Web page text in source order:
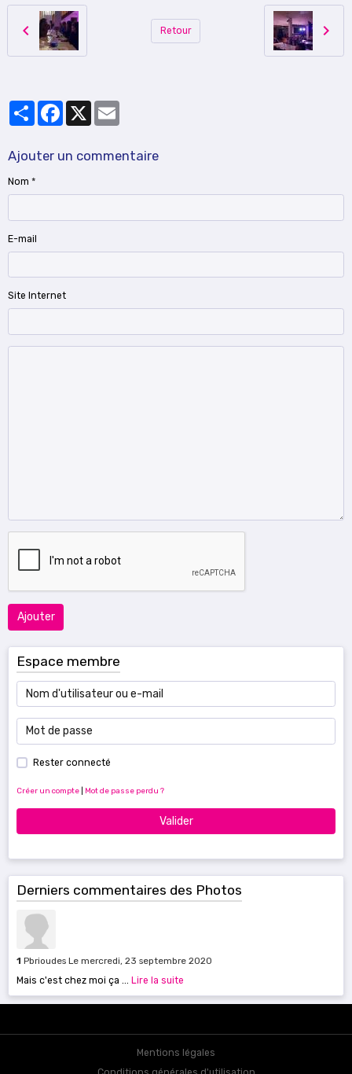
Retour
PartagerFacebook
Ajouter un commentaire
Nom
E-mail
Site Internet
Ajouter
Espace membre
Rester connecté
Créer un compte Mot de passe perdu ?
Valider
Derniers commentaires des Photos
1 Pbrioudes Le mercredi, 23 septembre 2020
Mais c'est chez moi ça ... Lire la suite
Mentions légales